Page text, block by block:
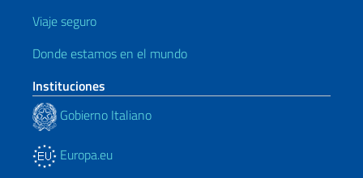
Viaje seguro
Donde estamos en el mundo
Instituciones
Gobierno Italiano
Europa.eu